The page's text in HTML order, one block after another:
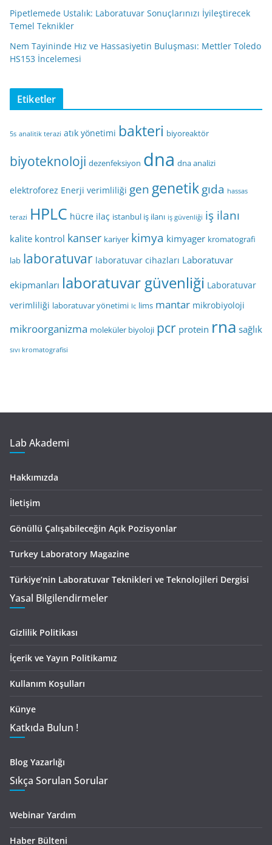
Pipetlemede Ustalık: Laboratuvar Sonuçlarınızı İyileştirecek
Temel Teknikler
Nem Tayininde Hız ve Hassasiyetin Buluşması: Mettler Toledo
HS153 İncelemesi
Etiketler
5s analitik terazi atık yönetimi bakteri biyoreaktör
biyoteknoloji dezenfeksiyon dna dna analizi
elektroforez Enerji verimliliği gen genetikgıda hassas
terazi HPLC hücre ilaç istanbul iş ilanı iş güvenliği iş ilanı
kalite kontrol kanser kariyer kimya kimyager kromatografi
lab laboratuvar laboratuvar cihazları Laboratuvar
ekipmanları laboratuvar güvenliği Laboratuvar
verimliliği laboratuvar yönetimi lc lims mantar mikrobiyoloji
mikroorganizma moleküler biyoloji pcr protein rna sağlık
sıvı kromatografisi
Lab Akademi
Hakkımızda
İletişim
Gönüllü Çalışabileceğin Açık Pozisyonlar
Turkey Laboratory Magazine
Türkiye’nin Laboratuvar Teknikleri ve Teknolojileri Dergisi
Yasal Bilgilendirmeler
Gizlilik Politikası
İçerik ve Yayın Politikamız
Kullanım Koşulları
Künye
Katkıda Bulun !
Blog Yazarlığı
Sıkça Sorulan Sorular
Webinar Yardım
Haber Bülteni